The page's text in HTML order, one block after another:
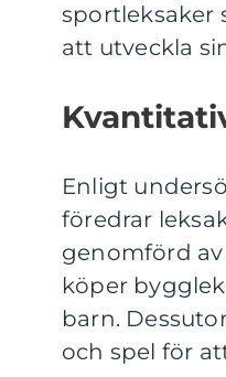
sportleksaker
att utveckla
Enligt
föredrar
genomförd av
köper
barn.
och spel för